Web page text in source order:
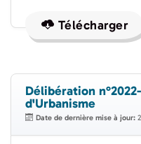
Télécharger
Délibération
d'Urbanisme
Date de dernière mise à jour: